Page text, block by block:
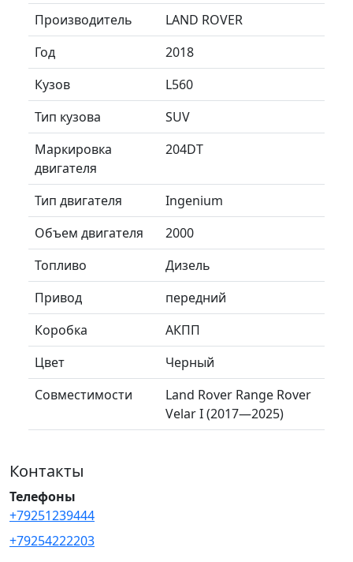
Производитель
LAND ROVER
Год
2018
Кузов
L560
Тип кузова
SUV
Маркировка
двигателя
204DT
Тип двигателя
Ingenium
Объем двигателя
2000
Топливо
Дизель
Привод
передний
Коробка
АКПП
Цвет
Черный
Совместимости
Land Rover Range Rover
Velar I (2017—2025)
Контакты
Телефоны
+79251239444
+79254222203